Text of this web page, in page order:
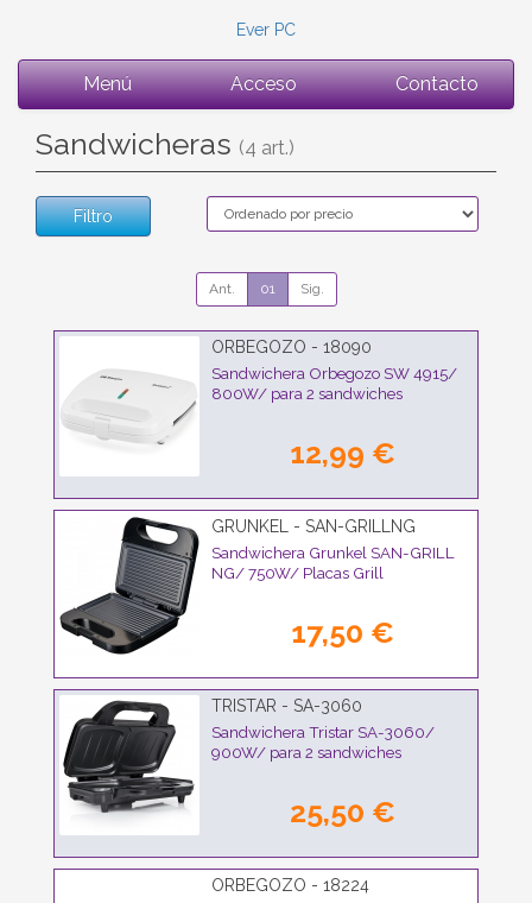
Ever PC
Menú Acceso Contacto
Sandwicheras (4 art.)
Filtro
Ant. 01 Sig.
ORBEGOZO - 18090
Sandwichera Orbegozo SW 4915/
800W/ para 2 sandwiches
12,99 €
GRUNKEL - SAN-GRILLNG
Sandwichera Grunkel SAN-GRILL
NG/ 750W/ Placas Grill
17,50 €
TRISTAR - SA-3060
Sandwichera Tristar SA-3060/
900W/ para 2 sandwiches
25,50 €
ORBEGOZO - 18224